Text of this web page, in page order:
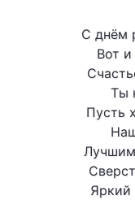
С днём
Вот
Ты
Пусть
Яркий